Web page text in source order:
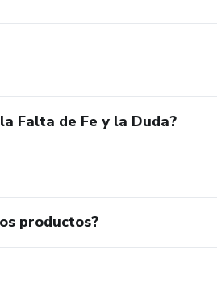
Falta de Fe y la Duda?
productos?